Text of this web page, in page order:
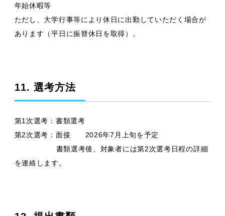
年始休暇等
ただし、大学行事等により休日に出勤していただく場合が
あります（平日に振替休日を取得）。
11. 選考方法
第1次選考：書類選考
第2次選考：面接 2026年7月上旬を予定
書類選考後、対象者には第2次選考日程の詳細
を連絡します。